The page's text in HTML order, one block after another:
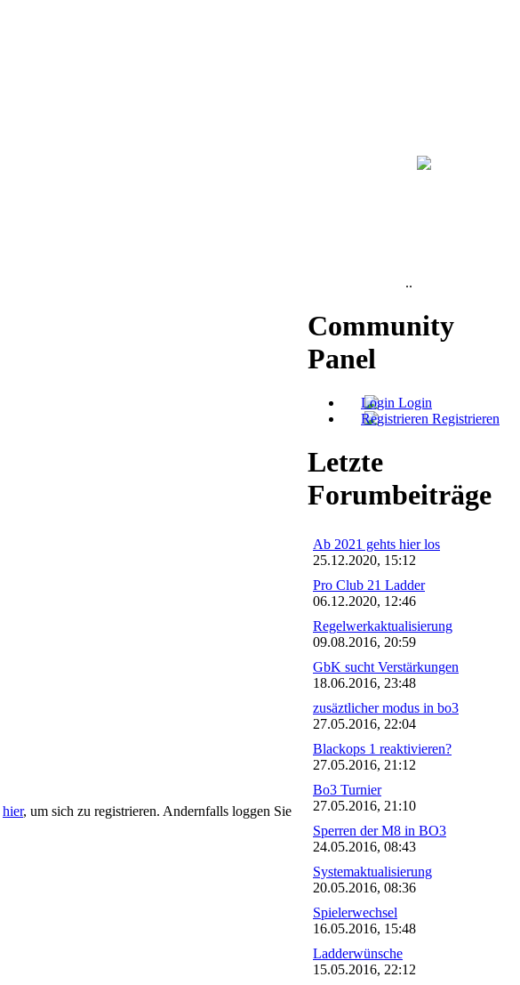
hier, um sich zu registrieren. Andernfalls loggen Sie
..
Community
Panel
Login
Registrieren
Letzte
Forumbeiträge
Ab 2021 gehts hier los
25.12.2020, 15:12
Pro Club 21 Ladder
06.12.2020, 12:46
Regelwerkaktualisierung
09.08.2016, 20:59
GbK sucht Verstärkungen
18.06.2016, 23:48
zusäztlicher modus in bo3
27.05.2016, 22:04
Blackops 1 reaktivieren?
27.05.2016, 21:12
Bo3 Turnier
27.05.2016, 21:10
Sperren der M8 in BO3
24.05.2016, 08:43
Systemaktualisierung
20.05.2016, 08:36
Spielerwechsel
16.05.2016, 15:48
Ladderwünsche
15.05.2016, 22:12